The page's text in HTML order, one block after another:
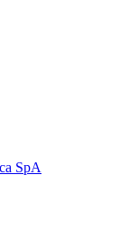
SpA